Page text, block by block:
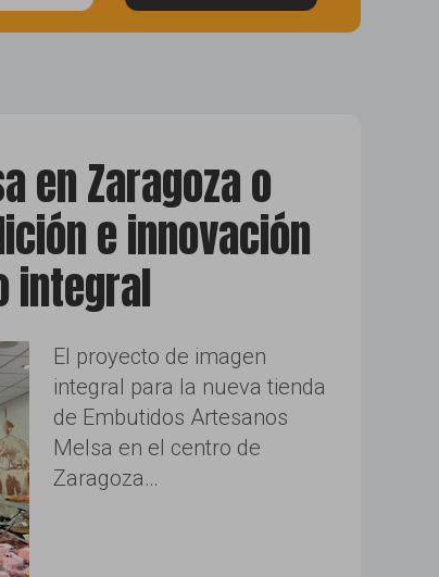
en Zaragoza o
e innovación
integral
El proyecto de imagen
integral para la nueva tienda
de Embutidos Artesanos
Melsa en el centro de
Zaragoza…